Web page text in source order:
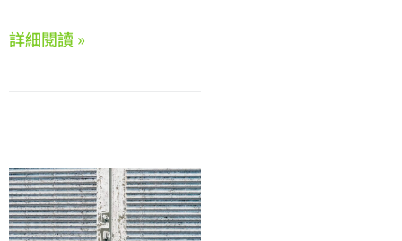
詳細閱讀 »